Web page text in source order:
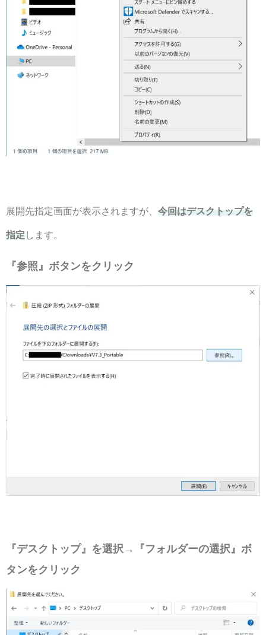
展開先指定画面が表示されますが、 今回はデスクトップを
指定します。
『参照』ボタンをクリック
『デスクトップ』を選択→『フォルダーの選択』ボ
タンをクリック